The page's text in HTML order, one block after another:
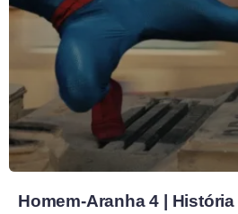
Homem-Aranha 4 |